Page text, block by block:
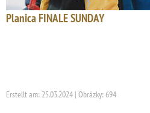
Planica FINALE SUNDAY
Erstellt am: 25.03.2024 | Obrázky: 694